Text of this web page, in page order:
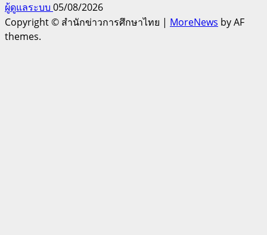
ผู้ดูแลระบบ 05/08/2026
Copyright © สำนักข่าวการศึกษาไทย | MoreNews by AF
themes.